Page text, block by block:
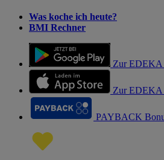
Was koche ich heute?
BMI Rechner
Zur EDEKA
Zur EDEKA
PAYBACK